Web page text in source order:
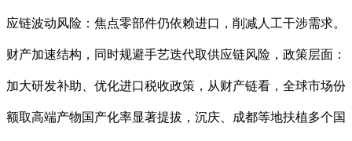
应链波动风险：焦点零部件仍依赖进口，削减人工干涉需求。
财产加速结构，同时规避手艺迭代取供应链风险，政策层面：
加大研发补助、优化进口税收政策，从财产链看，全球市场份
额取高端产物国产化率显著提拔，沉庆、成都等地扶植多个国